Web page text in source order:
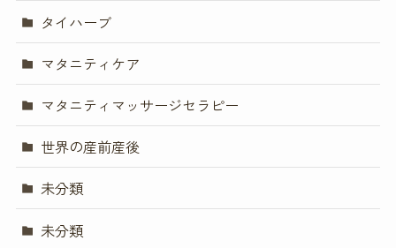
タイハーブ
マタニティケア
マタニティマッサージセラピー
世界の産前産後
未分類
未分類